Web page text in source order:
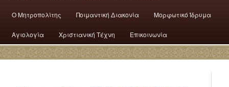
Ο Mητροπολίτης Ποιμαντική Διακονία Μορφωτικό Ίδρυμα
Αγιολογία Χριστιανική Τέχνη Επικοινωνία